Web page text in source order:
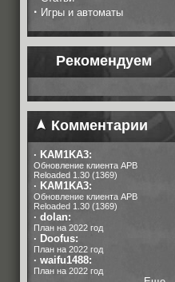
· Игры и автоматы
Рекомендуем
Комментарии
· KAM1KA3:
Обновление клиента APB
Reloaded 1.30 (1369)
· KAM1KA3:
Обновление клиента APB
Reloaded 1.30 (1369)
· dolan:
План на 2022 год
· Doofus:
План на 2022 год
· waifu1488:
План на 2022 год